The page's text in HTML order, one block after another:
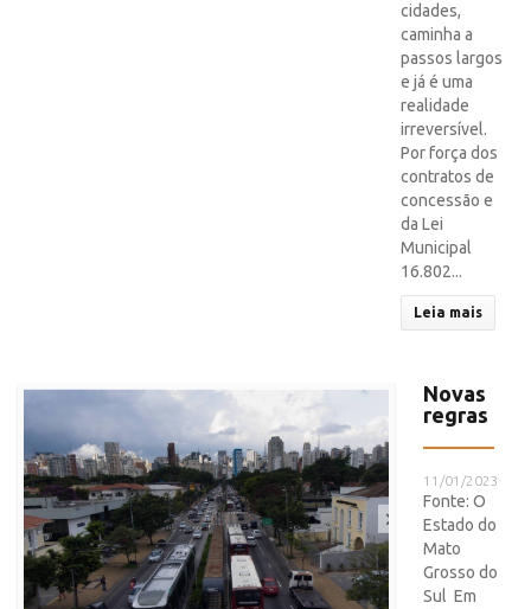
cidades,
caminha a
passos largos
e já é uma
realidade
irreversível.
Por força dos
contratos de
concessão e
da Lei
Municipal
16.802...
Leia mais
Novas
regras
11/01/2023
Fonte: O
Estado do
Mato
Grosso do
Sul Em